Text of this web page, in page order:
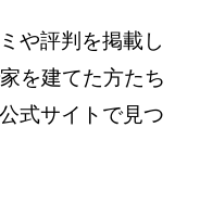
や評判を掲載し
を建てた方たち
式サイトで見つ